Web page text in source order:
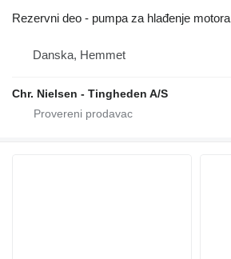
Rezervni deo - pumpa za hlađenje motora
Danska, Hemmet
Chr. Nielsen - Tingheden A/S